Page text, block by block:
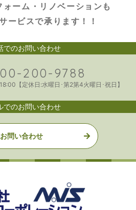
ーム・リノベーションも
ービスで承ります！！
でのお問い合わせ
200-9788
【定休日:水曜日･第2第4火曜日･祝日】
でのお問い合わせ
お問い合わせ